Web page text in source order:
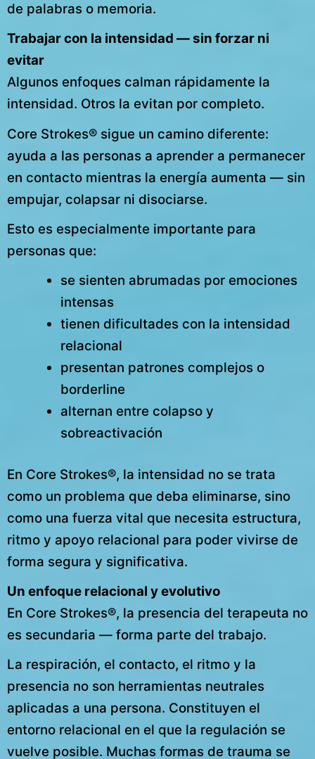
de palabras o memoria.
Trabajar con la intensidad — sin forzar ni
evitar
Algunos enfoques calman rápidamente la
intensidad. Otros la evitan por completo.
Core Strokes® sigue un camino diferente:
ayuda a las personas a aprender a permanecer
en contacto mientras la energía aumenta — sin
empujar, colapsar ni disociarse.
Esto es especialmente importante para
personas que:
se sienten abrumadas por emociones
intensas
tienen dificultades con la intensidad
relacional
presentan patrones complejos o
borderline
alternan entre colapso y
sobreactivación
En Core Strokes®, la intensidad no se trata
como un problema que deba eliminarse, sino
como una fuerza vital que necesita estructura,
ritmo y apoyo relacional para poder vivirse de
forma segura y significativa.
Un enfoque relacional y evolutivo
En Core Strokes®, la presencia del terapeuta no
es secundaria — forma parte del trabajo.
La respiración, el contacto, el ritmo y la
presencia no son herramientas neutrales
aplicadas a una persona. Constituyen el
entorno relacional en el que la regulación se
vuelve posible. Muchas formas de trauma se